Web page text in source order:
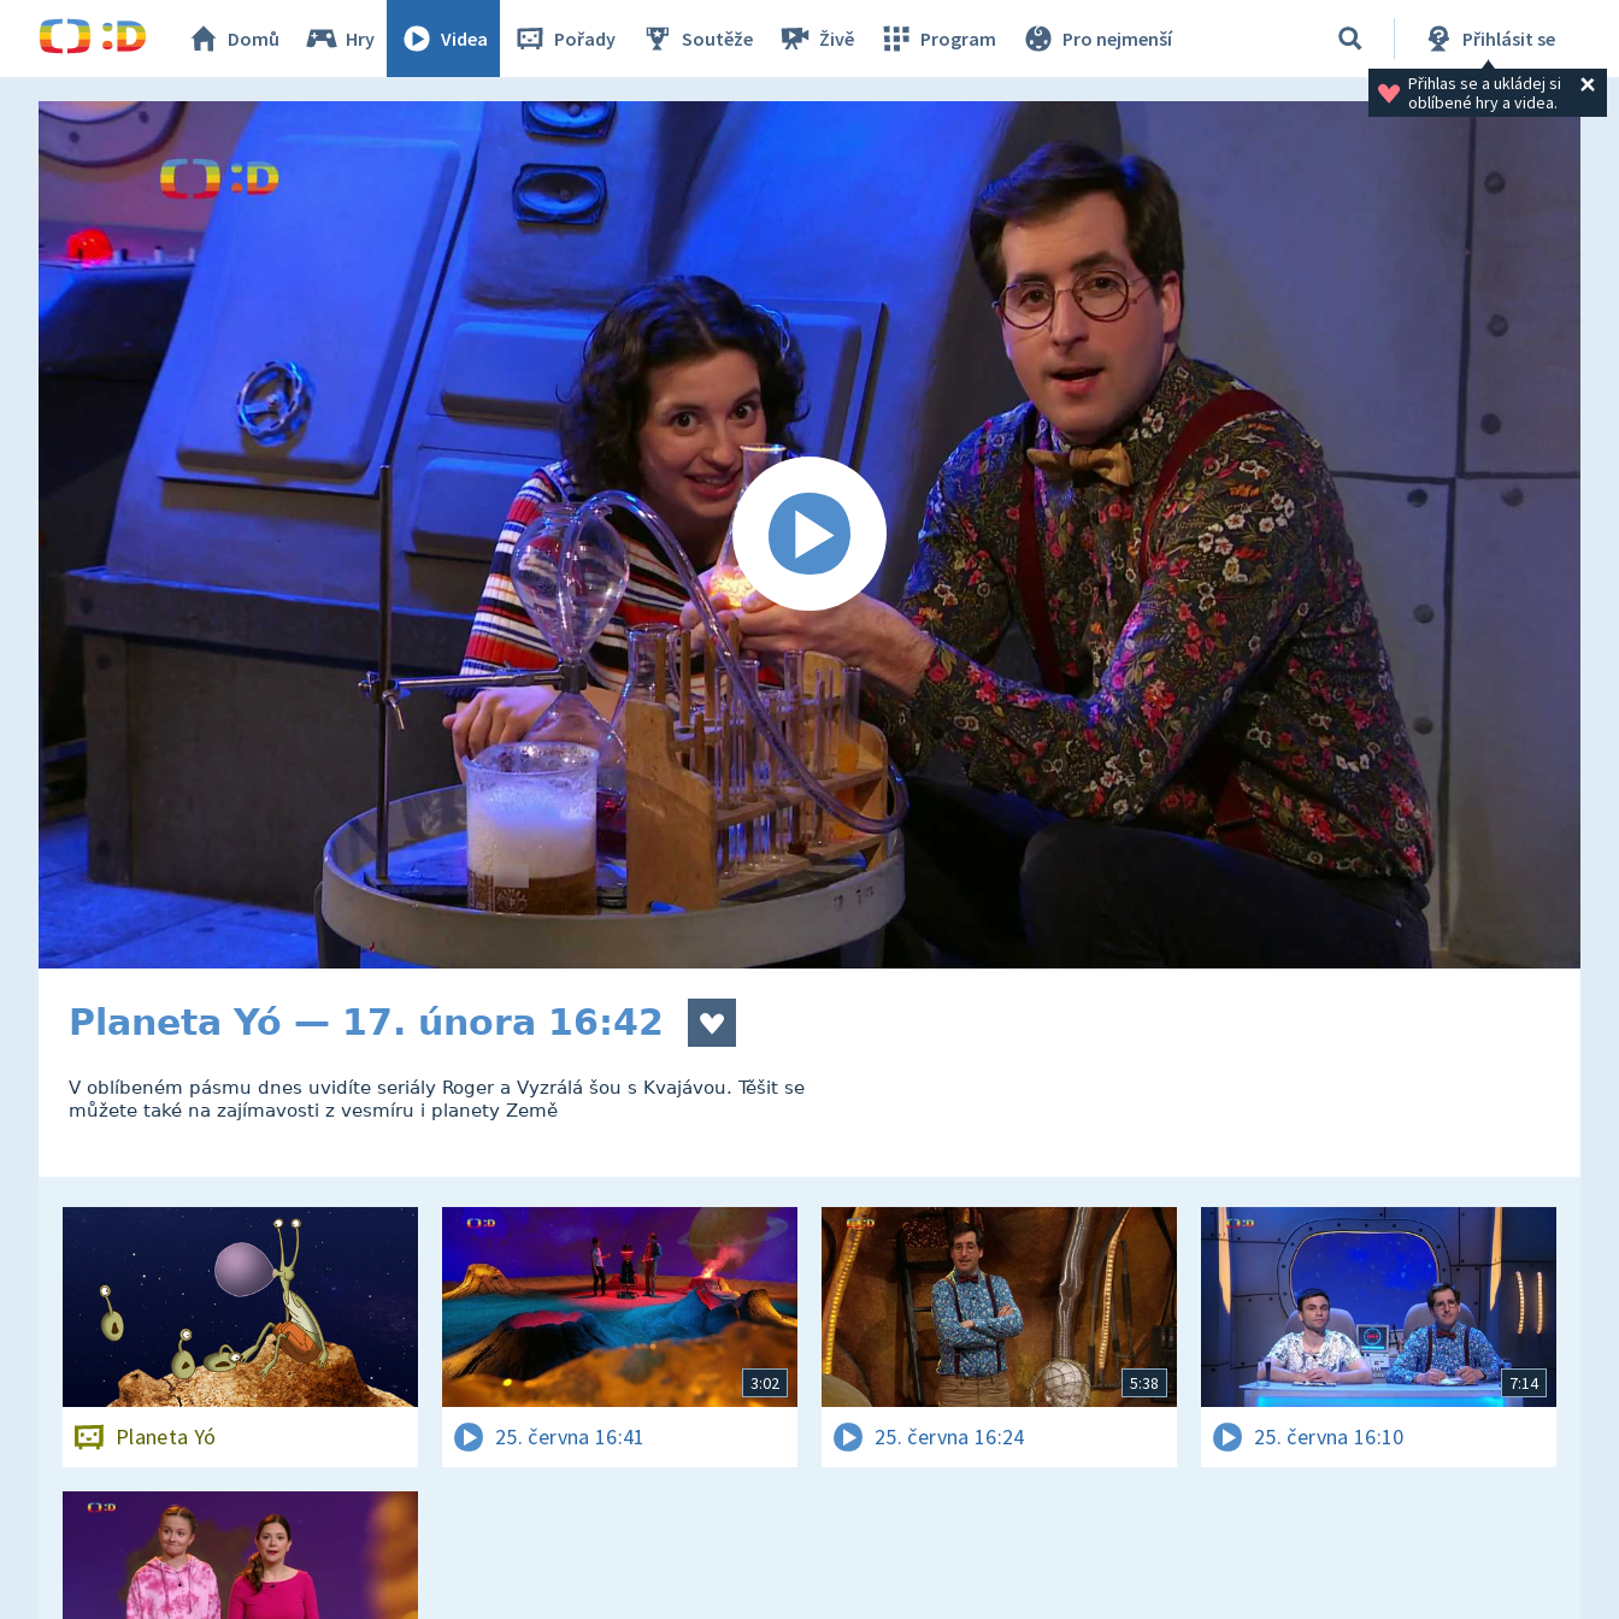
Domů Hry Videa Pořady Soutěže Živě Program Pro nejmenší Přihlásit se
Přihlas se a ukládej si
oblíbené hry a videa.
Planeta Yó — 17. února 16:42
V oblíbeném pásmu dnes uvidíte seriály Roger a Vyzrálá šou s Kvajávou. Těšit se
můžete také na zajímavosti z vesmíru i planety Země
Planeta Yó
3:02
25. června 16:41
5:38
25. června 16:24
7:14
25. června 16:10